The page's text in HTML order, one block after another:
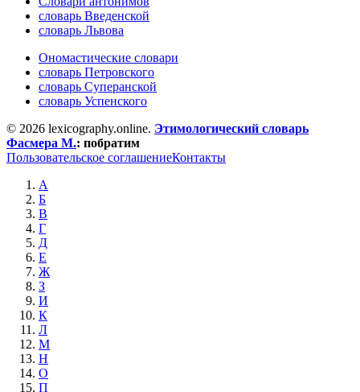
словарь Введенской
словарь Львова
Ономастические словари
словарь Петровского
словарь Суперанской
словарь Успенского
© 2026 lexicography.online. Этимологический словарь
Фасмера М.: побратим
Пользовательское соглашениеКонтакты
А
Б
В
Г
Д
Е
Ж
З
И
К
Л
М
Н
О
П